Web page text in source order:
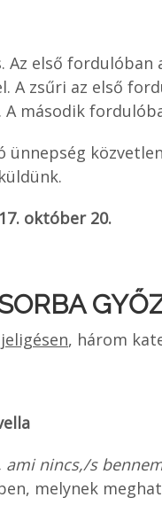
Az első
A zsűri az első
második
ünnepség
október 20.
jeligésen, három
ami nincs,/s
melynek